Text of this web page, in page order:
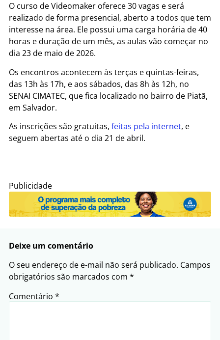
O curso de Videomaker oferece 30 vagas e será
realizado de forma presencial, aberto a todos que tem
interesse na área. Ele possui uma carga horária de 40
horas e duração de um mês, as aulas vão começar no
dia 23 de maio de 2026.
Os encontros acontecem às terças e quintas-feiras,
das 13h às 17h, e aos sábados, das 8h às 12h, no
SENAI CIMATEC, que fica localizado no bairro de Piatã,
em Salvador.
As inscrições são gratuitas, feitas pela internet, e
seguem abertas até o dia 21 de abril.
Publicidade
Deixe um comentário
O seu endereço de e-mail não será publicado. Campos
obrigatórios são marcados com *
Comentário *